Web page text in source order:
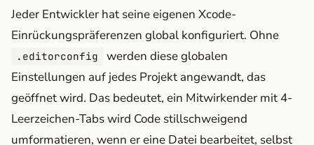
Jeder Entwickler hat seine eigenen Xcode-
Einrückungspräferenzen global konfiguriert. Ohne
.editorconfig
werden diese globalen
Einstellungen auf jedes Projekt angewandt, das
geöffnet wird. Das bedeutet, ein Mitwirkender mit 4-
Leerzeichen-Tabs wird Code stillschweigend
umformatieren, wenn er eine Datei bearbeitet, selbst